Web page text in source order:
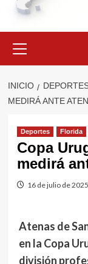
primario
INICIO
MEDIRÁ ANTE
Deportes Florida
Copa
medirá
16 de julio de 2025
Atenas de
en la Copa
división